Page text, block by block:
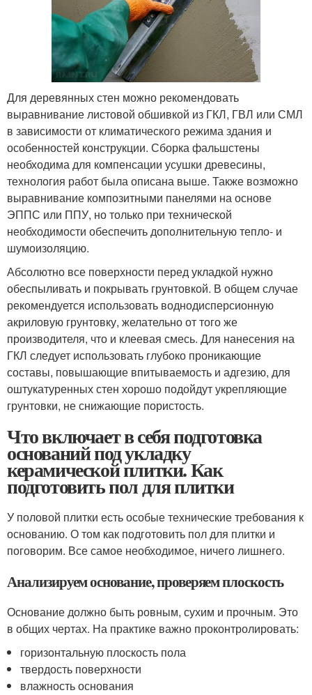
Для деревянных стен можно рекомендовать
выравнивание листовой обшивкой из ГКЛ, ГВЛ или СМЛ
в зависимости от климатического режима здания и
особенностей конструкции. Сборка фальшстены
необходима для компенсации усушки древесины,
технология работ была описана выше. Также возможно
выравнивание композитными панелями на основе
ЭППС или ППУ, но только при технической
необходимости обеспечить дополнительную тепло- и
шумоизоляцию.
Абсолютно все поверхности перед укладкой нужно
обеспыливать и покрывать грунтовкой. В общем случае
рекомендуется использовать воднодисперсионную
акриловую грунтовку, желательно от того же
производителя, что и клеевая смесь. Для нанесения на
ГКЛ следует использовать глубоко проникающие
составы, повышающие впитываемость и адгезию, для
оштукатуренных стен хорошо подойдут укрепляющие
грунтовки, не снижающие пористость.
Что включает в себя подготовка
оснований под укладку
керамической плитки. Как
подготовить пол для плитки
У половой плитки есть особые технические требования к
основанию. О том как подготовить пол для плитки и
поговорим. Все самое необходимое, ничего лишнего.
Анализируем основание, проверяем плоскость
Основание должно быть ровным, сухим и прочным. Это
в общих чертах. На практике важно проконтролировать:
горизонтальную плоскость пола
твердость поверхности
влажность основания